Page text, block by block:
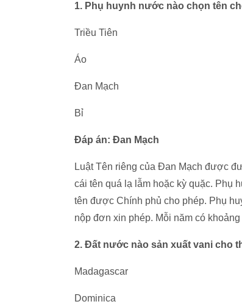
1. Phụ huynh nước nào chọn tên
Triều Tiên
Áo
Đan Mạch
Bỉ
Đáp án: Đan Mạch
Luật Tên riêng của Đan Mạch được
cái tên quá lạ lẫm hoặc kỳ quặc. Phụ
tên được Chính phủ cho phép. Phụ
nộp đơn xin phép. Mỗi năm có
2. Đất nước nào sản xuất vani cho
Madagascar
Dominica